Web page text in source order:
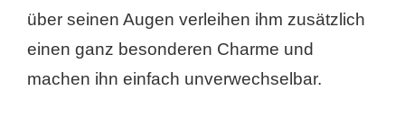
über seinen Augen verleihen ihm zusätzlich
einen ganz besonderen Charme und
machen ihn einfach unverwechselbar.